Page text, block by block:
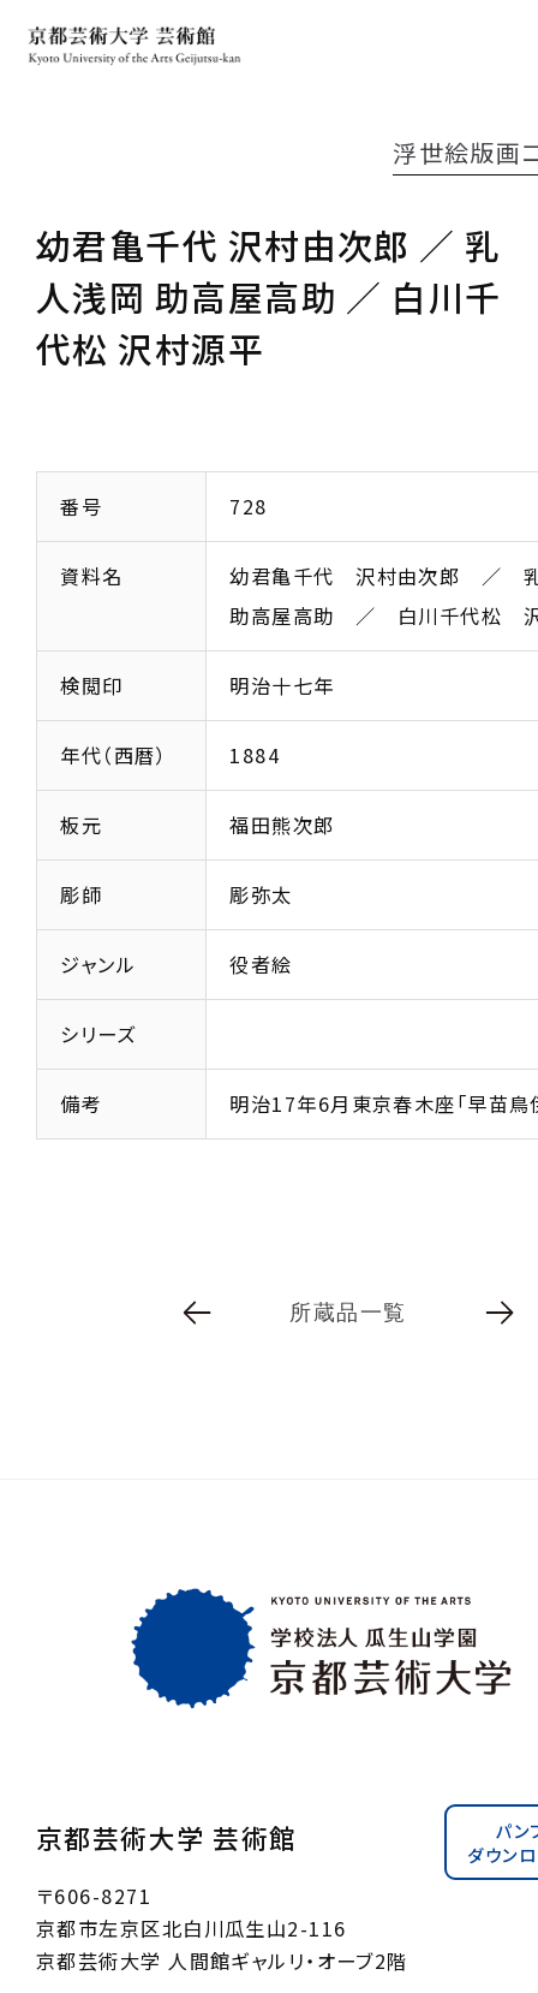
幼君亀千代 沢村由次郎 ／ 乳
人浅岡 助高屋高助 ／ 白川千
代松 沢村源平
浮世絵版画
番号 728
資料名
幼君亀千代 沢村由次郎 ／
助高屋高助 ／ 白川千代松
検閲印 明治十七年
年代（西暦） 1884
板元 福田熊次郎
彫師 彫弥太
ジャンル 役者絵
シリーズ
備考 明治17年6月東京春木座「早苗鳥
所蔵品一覧
京都芸術大学 芸術館
パン
ダウン
〒606-8271
京都市左京区北白川瓜生山2-116
京都芸術大学 人間館ギャルリ・オーブ2階